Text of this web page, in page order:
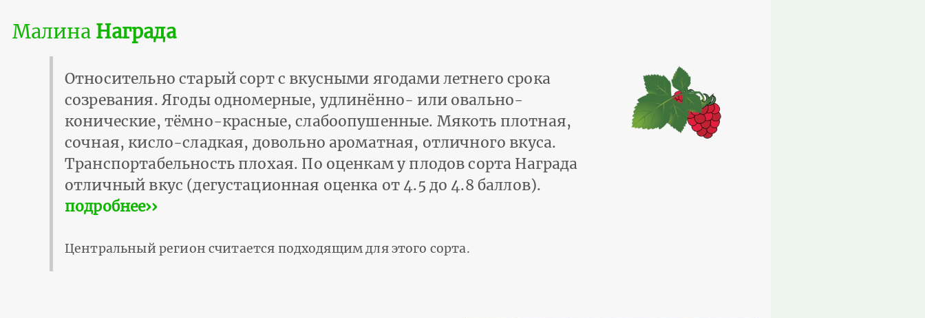
Малина Награда
Относительно старый сорт с вкусными ягодами летнего срока
созревания. Ягоды одномерные, удлинённо- или овально-
конические, тёмно-красные, слабоопушенные. Мякоть плотная,
сочная, кисло-сладкая, довольно ароматная, отличного вкуса.
Транспортабельность плохая. По оценкам у плодов сорта Награда
отличный вкус (дегустационная оценка от 4.5 до 4.8 баллов).
подробнее››
Центральный регион считается подходящим для этого сорта.